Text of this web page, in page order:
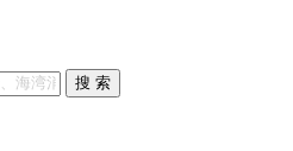
搜 索